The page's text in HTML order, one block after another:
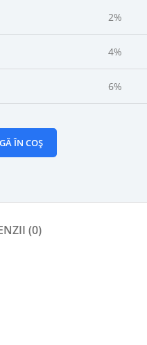
2%
4%
6%
ÎN COȘ
(0)